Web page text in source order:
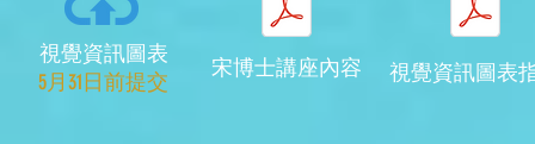
視覺資訊圖表
​5月31日前提交
宋博士講座內容 視覺資訊圖表